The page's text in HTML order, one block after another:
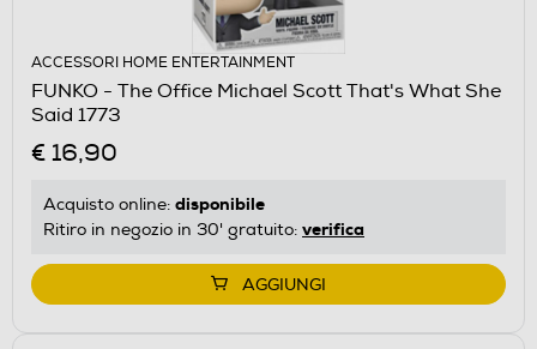
ACCESSORI HOME ENTERTAINMENT
FUNKO - The Office Michael Scott That's What She
Said 1773
€ 16,90
Acquisto online: disponibile
Ritiro in negozio in 30' gratuito: verifica
AGGIUNGI